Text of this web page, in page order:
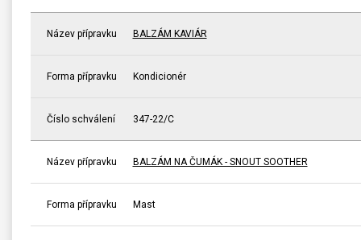
Název přípravku BALZÁM KAVIÁR
Forma přípravku Kondicionér
Číslo schválení 347-22/C
Název přípravku BALZÁM NA ČUMÁK - SNOUT SOOTHER
Forma přípravku Mast